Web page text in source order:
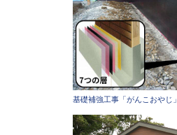
基礎補強工事「がんこおやじ」